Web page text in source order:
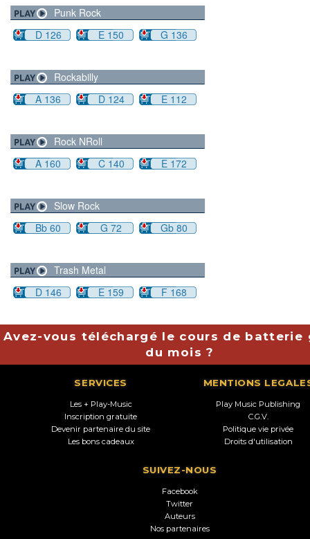
Punk Rock
D 126
E 150 G 136
Rockabilly
A 136
D 124 E 112
Rock NRoll
A 160
C 140 E 172
Slow Rock
Bb 60
G 72 Gb 80
Trash Metal
D 146
E 159 F 168
Avez-vous téléchargé le cours de batterie
du mois ?
SERVICES
Les + Play-Music
Inscription gratuite
Devenir partenaire du site
Les bons cadeaux
MENTIONS
Play Music Publishing
C.G.V.
Politique vie privée
Droits d'utilisation
SUIVEZ-NOUS
Facebook
Twitter
Auteurs
Nos partenaires